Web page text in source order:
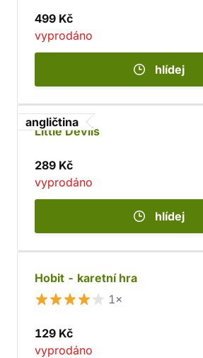
499 Kč
vyprodáno
hlídej
angličtina
Little Devils
289 Kč
vyprodáno
hlídej
Hobit - karetní hra
1×
129 Kč
vyprodáno